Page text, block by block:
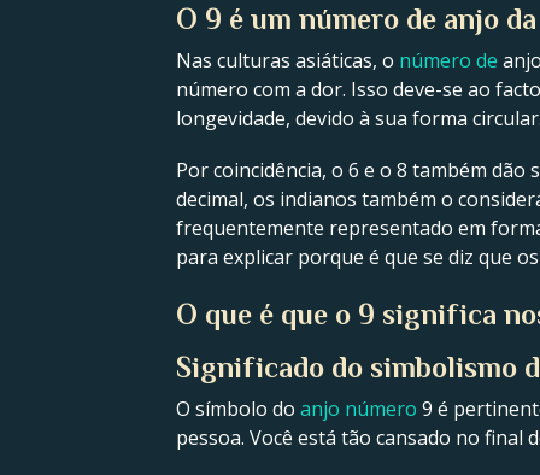
O 9 é um número de anjo
Nas culturas asiáticas, o número de
número com a dor. Isso deve-se ao
longevidade, devido à sua forma
Por coincidência, o 6 e o 8 também
decimal, os indianos também o
frequentemente representado em
para explicar porque é que se diz que
O que é que o 9 significa
Significado do simbolismo
O símbolo do anjo número 9 é
pessoa. Você está tão cansado no final